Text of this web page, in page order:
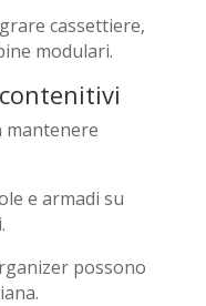
cassettiere,
modulari.
mantenere
e armadi su
possono